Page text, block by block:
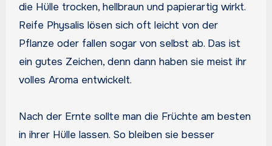
die Hülle trocken, hellbraun und papierartig wirkt.
Reife Physalis lösen sich oft leicht von der
Pflanze oder fallen sogar von selbst ab. Das ist
ein gutes Zeichen, denn dann haben sie meist ihr
volles Aroma entwickelt.
Nach der Ernte sollte man die Früchte am besten
in ihrer Hülle lassen. So bleiben sie besser